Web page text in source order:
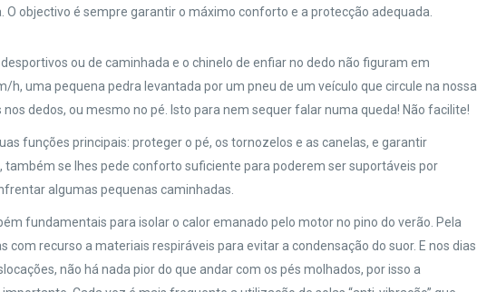
objectivo é sempre garantir o máximo conforto e a protecção adequada.
ou de caminhada e o chinelo de enfiar no dedo não figuram em
h, uma pequena pedra levantada por um pneu de um veículo que circule na nossa
dedos, ou mesmo no pé. Isto para nem sequer falar numa queda! Não facilite!
funções principais: proteger o pé, os tornozelos e as canelas, e garantir
também se lhes pede conforto suficiente para poderem ser suportáveis por
algumas pequenas caminhadas.
fundamentais para isolar o calor emanado pelo motor no pino do verão. Pela
recurso a materiais respiráveis para evitar a condensação do suor. E nos dias
não há nada pior do que andar com os pés molhados, por isso a